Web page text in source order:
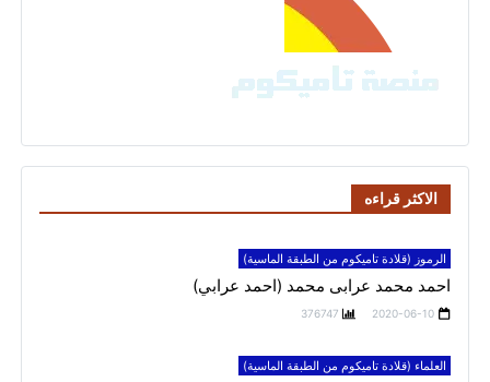
الاكثر قراءه
الرموز (قلادة تاميكوم من الطبقة الماسية)
احمد محمد عرابى محمد (احمد عرابي)
2020-06-10
376747
العلماء (قلادة تاميكوم من الطبقة الماسية)